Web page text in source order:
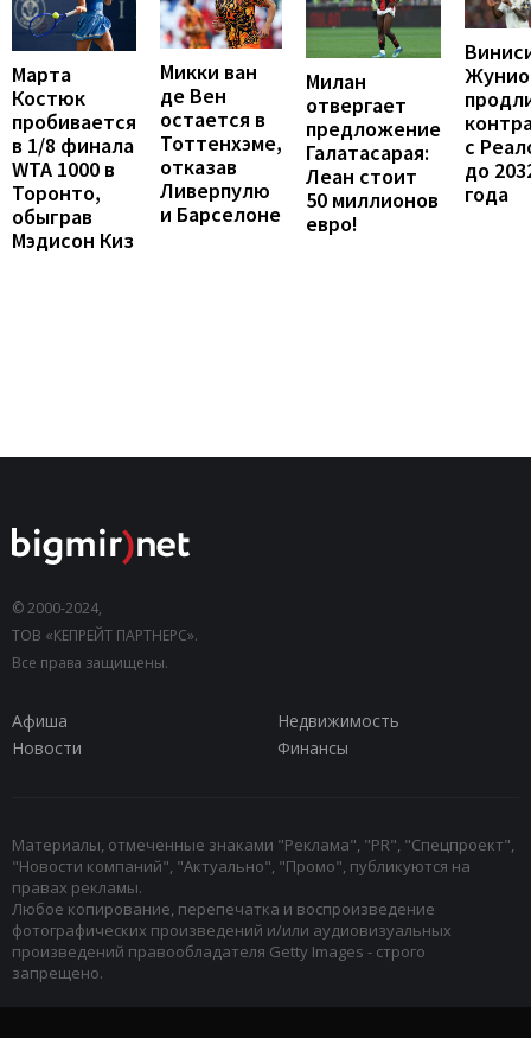
Марта
Костюк
пробивается
в 1/8 финала
WTA 1000 в
Торонто,
обыграв
Мэдисон Киз
Микки ван
де Вен
остается в
Тоттенхэме,
отказав
Ливерпулю
и Барселоне
Милан
отвергает
предложение
Галатасарая:
Леан стоит
50 миллионов
евро!
с
до
года
© 2000-2024,
ТОВ «КЕПРЕЙТ ПАРТНЕРС».
Все права защищены.
Афиша
Недвижимость
Новости
Финансы
Материалы, отмеченные знаками "Реклама", "PR", "Спецпроект",
"Новости компаний", "Актуально", "Промо", публикуются на
правах рекламы.
Любое копирование, перепечатка и воспроизведение
фотографических произведений и/или аудиовизуальных
произведений правообладателя Getty Images - строго
запрещено.